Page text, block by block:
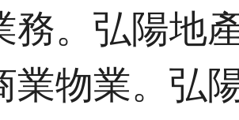
務。弘陽地
業物業。弘